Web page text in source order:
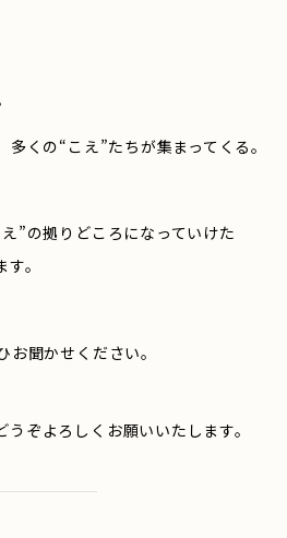
くの“こえ”たちが集まってくる。
”の拠りどころになっていけた
。
聞かせください。
ぞよろしくお願いいたします。